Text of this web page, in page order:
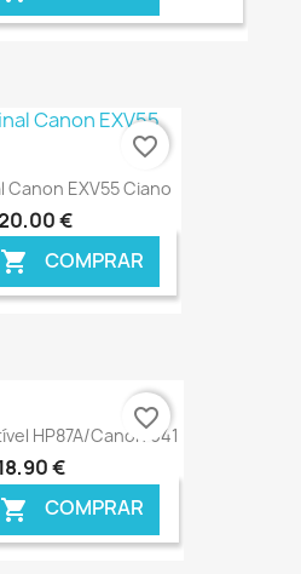
Canon EXV55 Ciano
€
 COMPRAR
favorite_border
HP87A/Canon 041
€
 COMPRAR
favorite_border